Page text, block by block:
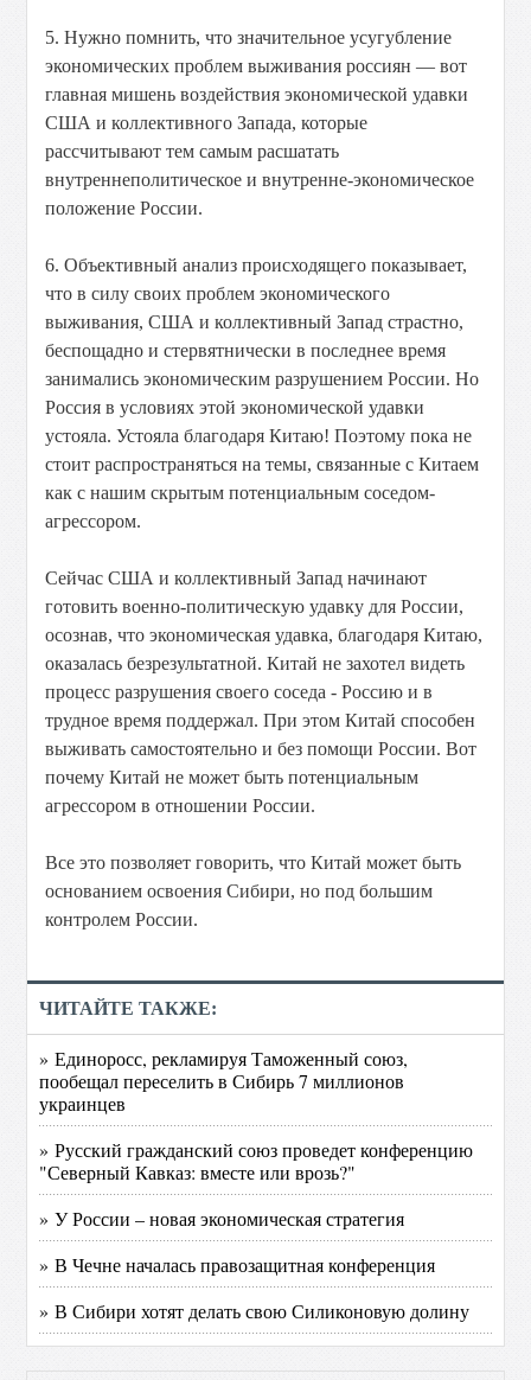
5. Нужно помнить, что значительное усугубление
экономических проблем выживания россиян — вот
главная мишень воздействия экономической удавки
США и коллективного Запада, которые
рассчитывают тем самым расшатать
внутреннеполитическое и внутренне-экономическое
положение России.
6. Объективный анализ происходящего показывает,
что в силу своих проблем экономического
выживания, США и коллективный Запад страстно,
беспощадно и стервятнически в последнее время
занимались экономическим разрушением России. Но
Россия в условиях этой экономической удавки
устояла. Устояла благодаря Китаю! Поэтому пока не
стоит распространяться на темы, связанные с Китаем
как с нашим скрытым потенциальным соседом-
агрессором.
Сейчас США и коллективный Запад начинают
готовить военно-политическую удавку для России,
осознав, что экономическая удавка, благодаря Китаю,
оказалась безрезультатной. Китай не захотел видеть
процесс разрушения своего соседа - Россию и в
трудное время поддержал. При этом Китай способен
выживать самостоятельно и без помощи России. Вот
почему Китай не может быть потенциальным
агрессором в отношении России.
Все это позволяет говорить, что Китай может быть
основанием освоения Сибири, но под большим
контролем России.
ЧИТАЙТЕ ТАКЖЕ:
» Единоросс, рекламируя Таможенный союз,
пообещал переселить в Сибирь 7 миллионов
украинцев
» Русский гражданский союз проведет конференцию
"Северный Кавказ: вместе или врозь?"
» У России – новая экономическая стратегия
» В Чечне началась правозащитная конференция
» В Сибири хотят делать свою Силиконовую долину